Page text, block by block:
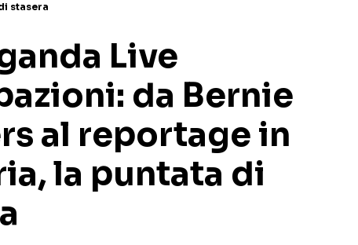
stasera
Live
da Bernie
al reportage in
la puntata di